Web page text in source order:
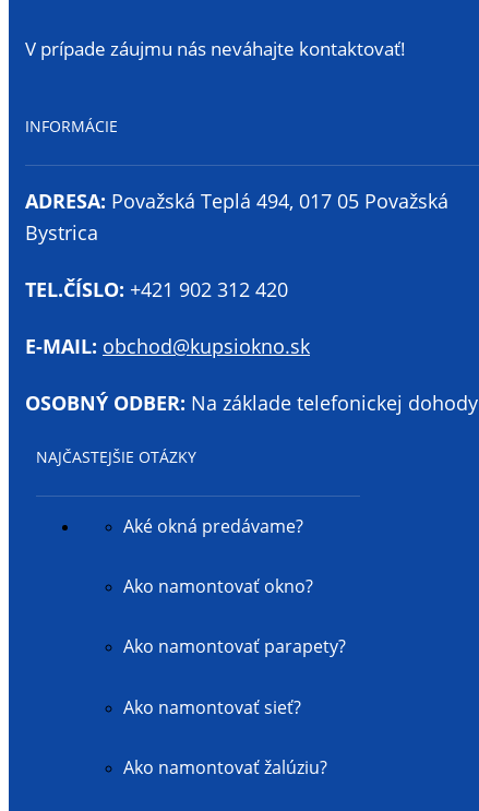
V prípade záujmu nás neváhajte kontaktovať!
INFORMÁCIE
ADRESA: Považská Teplá 494, 017 05 Považská
Bystrica
TEL.ČÍSLO: +421 902 312 420
E-MAIL: obchod@kupsiokno.sk
OSOBNÝ ODBER: Na základe telefonickej dohody
NAJČASTEJŠIE OTÁZKY
Aké okná predávame?
Ako namontovať okno?
Ako namontovať parapety?
Ako namontovať sieť?
Ako namontovať žalúziu?